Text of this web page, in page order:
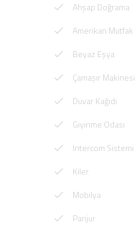
Ahşap Doğrama
Amerikan Mutfak
Beyaz Eşya
Çamaşır Makinesi
Duvar Kağıdı
Giyinme Odası
Intercom Sistemi
Kiler
Mobilya
Panjur